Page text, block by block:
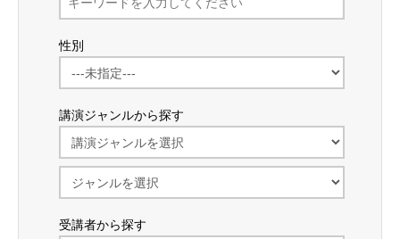
性別
講演ジャンルから探す
受講者から探す